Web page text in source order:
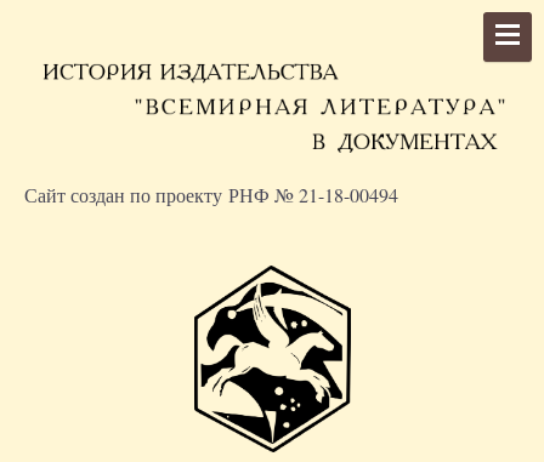
Сайт создан по проекту РНФ № 21-18-00494